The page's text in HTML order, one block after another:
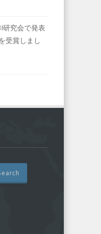
研究会で発表
受賞しまし